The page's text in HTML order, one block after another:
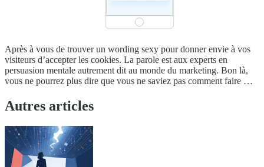
Après à vous de trouver un wording sexy pour donner envie à vos
visiteurs d’accepter les cookies. La parole est aux experts en
persuasion mentale autrement dit au monde du marketing. Bon là,
vous ne pourrez plus dire que vous ne saviez pas comment faire …
Autres articles